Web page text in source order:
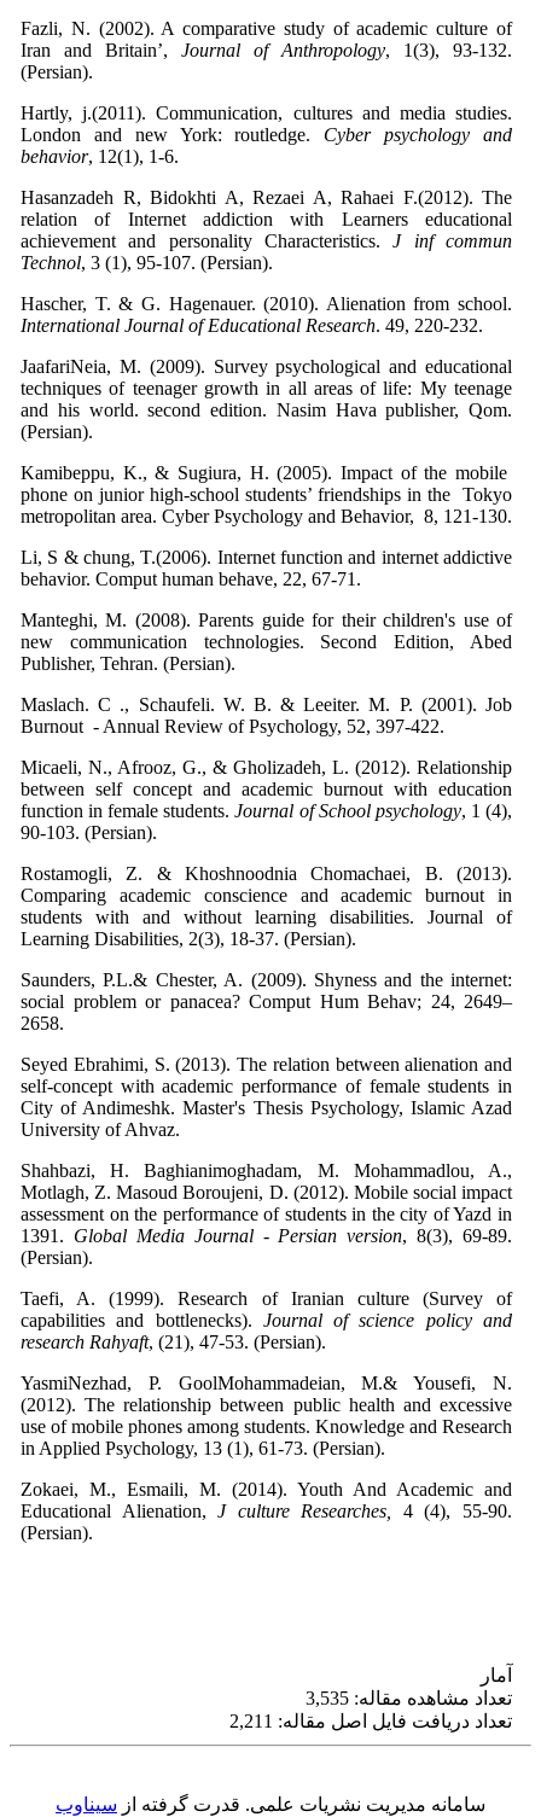
Fazli, N. (2002). A comparative study of academic culture of
Iran and Britain’, Journal of Anthropology, 1(3), 93-132.
(Persian).
Hartly, j.(2011). Communication, cultures and media studies.
London and new York: routledge. Cyber psychology and
behavior, 12(1), 1-6.
Hasanzadeh R, Bidokhti A, Rezaei A, Rahaei F.(2012). The
relation of Internet addiction with Learners educational
achievement and personality Characteristics.J inf commun
Technol, 3 (1), 95-107. (Persian).
Hascher, T. & G. Hagenauer. (2010). Alienation from school.
International Journal of Educational Research. 49, 220-232.
JaafariNeia, M. (2009). Survey psychological and educational
techniques of teenager growth in all areas of life: My teenage
and his world. second edition. Nasim Hava publisher, Qom.
(Persian).
Kamibeppu, K., & Sugiura, H. (2005). Impact of the mobile
phone on junior high-school students’ friendships in the Tokyo
metropolitan area. Cyber Psychology and Behavior, 8, 121-130.
Li, S & chung, T.(2006). Internet function and internet addictive
behavior. Comput human behave, 22, 67-71.
Manteghi, M. (2008). Parents guide for their children's use of
new communication technologies. Second Edition, Abed
Publisher, Tehran. (Persian).
Maslach. C ., Schaufeli. W. B. & Leeiter. M. P. (2001). Job
Burnout - Annual Review of Psychology, 52, 397-422.
Micaeli, N., Afrooz, G., & Gholizadeh, L. (2012). Relationship
between self concept and academic burnout with education
function in female students.Journal of School psychology, 1 (4),
90-103. (Persian).
Rostamogli, Z. & Khoshnoodnia Chomachaei, B. (2013).
Comparing academic conscience and academic burnout in
students with and without learning disabilities. Journal of
Learning Disabilities, 2(3), 18-37. (Persian).
Saunders, P.L.& Chester, A. (2009). Shyness and the internet:
social problem or panacea? Comput Hum Behav; 24, 2649–
2658.
Seyed Ebrahimi, S. (2013). The relation between alienation and
self-concept with academic performance of female students in
City of Andimeshk. Master's Thesis Psychology, Islamic Azad
University of Ahvaz.
Shahbazi, H. Baghianimoghadam, M. Mohammadlou, A.,
Motlagh, Z. Masoud Boroujeni, D. (2012). Mobile social impact
assessment on the performance of students in the city of Yazd in
1391. Global Media Journal - Persian version, 8(3), 69-89.
(Persian).
Taefi, A. (1999). Research of Iranian culture (Survey of
capabilities and bottlenecks). Journal of science policy and
research Rahyaft, (21), 47-53. (Persian).
YasmiNezhad, P. GoolMohammadeian, M.& Yousefi, N.
(2012). The relationship between public health and excessive
use of mobile phones among students. Knowledge and Research
in Applied Psychology, 13 (1), 61-73. (Persian).
Zokaei, M., Esmaili, M. (2014). Youth And Academic and
Educational Alienation,J culture Researches,
4 (4), 55-90.
(Persian).
آمار
تعداد مشاهده مقاله: 3,535
تعداد دریافت فایل اصل مقاله: 2,211
سامانه مدیریت نشریات علمی. قدرت گرفته از سیناوب